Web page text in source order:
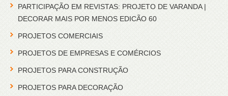
PARTICIPAÇÃO EM REVISTAS: PROJETO DE VARANDA |
DECORAR MAIS POR MENOS EDICÃO 60
PROJETOS COMERCIAIS
PROJETOS DE EMPRESAS E COMÉRCIOS
PROJETOS PARA CONSTRUÇÃO
PROJETOS PARA DECORAÇÃO